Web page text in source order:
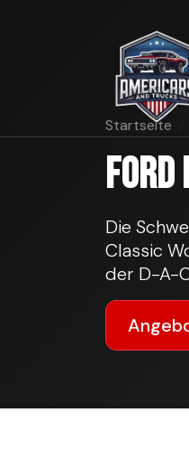
Startseite
Ford
Die
Classic
der D-A-